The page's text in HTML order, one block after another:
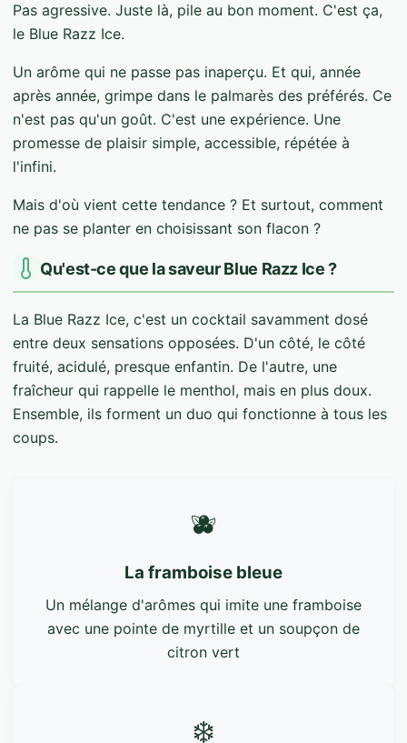
Pas agressive. Juste là, pile au bon moment. C'est ça,
le Blue Razz Ice.
Un arôme qui ne passe pas inaperçu. Et qui, année
après année, grimpe dans le palmarès des préférés. Ce
n'est pas qu'un goût. C'est une expérience. Une
promesse de plaisir simple, accessible, répétée à
l'infini.
Mais d'où vient cette tendance ? Et surtout, comment
ne pas se planter en choisissant son flacon ?
Qu'est-ce que la saveur Blue Razz Ice ?
La Blue Razz Ice, c'est un cocktail savamment dosé
entre deux sensations opposées. D'un côté, le côté
fruité, acidulé, presque enfantin. De l'autre, une
fraîcheur qui rappelle le menthol, mais en plus doux.
Ensemble, ils forment un duo qui fonctionne à tous les
coups.
🫐
La framboise bleue
Un mélange d'arômes qui imite une framboise
avec une pointe de myrtille et un soupçon de
citron vert
❄️